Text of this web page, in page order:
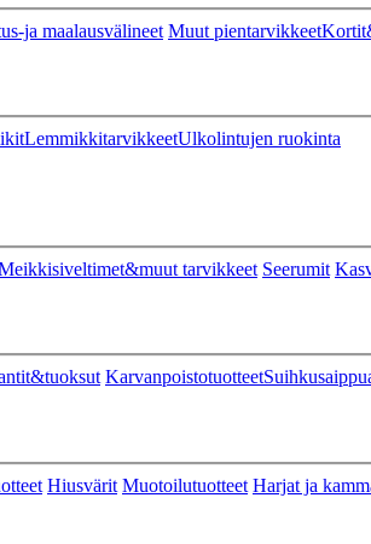
ja maalausvälineet Muut pientarvikkeet
LemmikkitarvikkeetUlkolintujen ruokinta
tarvikkeet Seerumit
Karvanpoistotuotteet
Hiusvärit Muotoilutuotteet Harjat ja